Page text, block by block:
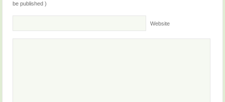
be published )
Website